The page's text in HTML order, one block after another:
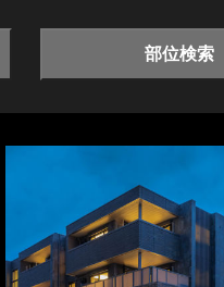
部位検索